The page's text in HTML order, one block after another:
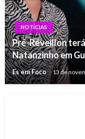
NOTÍCIAS
Pré-Réveillon
Natanzinho em
Es em Foco 13 de